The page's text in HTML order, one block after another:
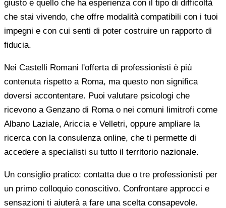
giusto è quello che ha esperienza con il tipo di difficoltà
che stai vivendo, che offre modalità compatibili con i tuoi
impegni e con cui senti di poter costruire un rapporto di
fiducia.
Nei Castelli Romani l'offerta di professionisti è più
contenuta rispetto a Roma, ma questo non significa
doversi accontentare. Puoi valutare psicologi che
ricevono a Genzano di Roma o nei comuni limitrofi come
Albano Laziale, Ariccia e Velletri, oppure ampliare la
ricerca con la consulenza online, che ti permette di
accedere a specialisti su tutto il territorio nazionale.
Un consiglio pratico: contatta due o tre professionisti per
un primo colloquio conoscitivo. Confrontare approcci e
sensazioni ti aiuterà a fare una scelta consapevole.